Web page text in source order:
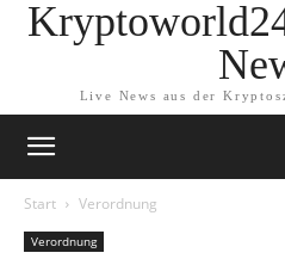
Live News aus der
Start Verordnung
Verordnung